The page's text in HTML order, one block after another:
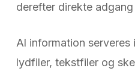
derefter direkte
Al information serveres
lydfiler, tekstfiler og